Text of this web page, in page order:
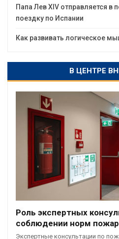
Папа Лев XIV отправляется в
поездку по Испании
Как развивать логическое
В ЦЕНТРЕ
Роль экспертных
соблюдении норм
Экспертные консультации по